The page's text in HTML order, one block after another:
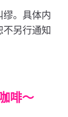
缪。具体内
不另行通知
啡～